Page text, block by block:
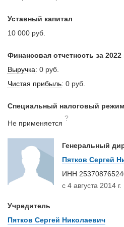
Уставный капитал
10 000 руб.
Финансовая отчетность за 2022
Выручка: 0 руб.
Чистая прибыль: 0 руб.
Специальный налоговый режим
Не применяется
?
Генеральный
Пятков Сергей
ИНН
с 4 августа 2014 г.
Учредитель
Пятков Сергей Николаевич